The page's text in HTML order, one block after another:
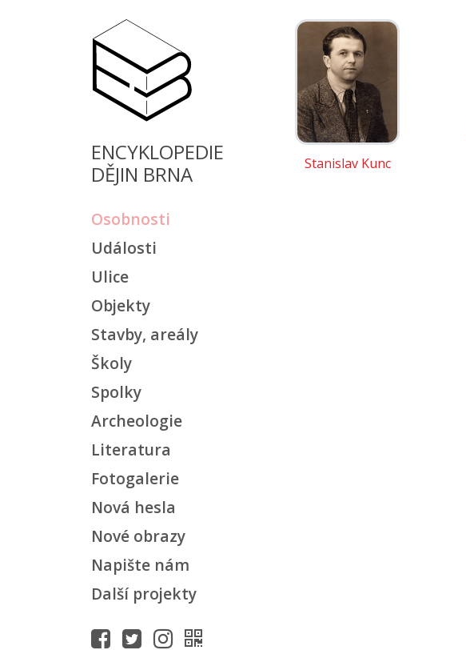
ENCYKLOPEDIE
DĚJIN BRNA
Osobnosti
Události
Ulice
Objekty
Stavby, areály
Školy
Spolky
Archeologie
Literatura
Fotogalerie
Nová hesla
Nové obrazy
Napište nám
Další projekty
Stanislav Kunc